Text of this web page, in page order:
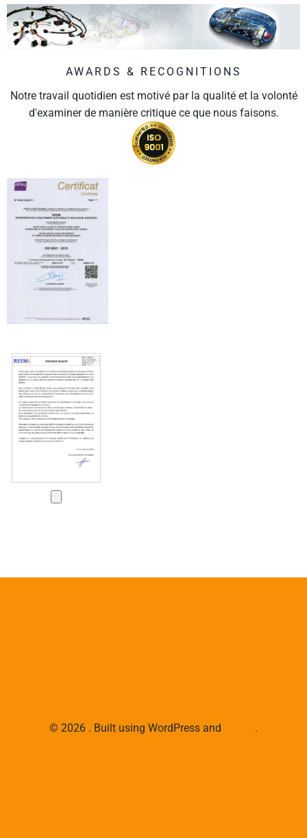
AWARDS & RECOGNITIONS
Notre travail quotidien est motivé par la qualité et la volonté
d'examiner de manière critique ce que nous faisons.
© 2026 . Built using WordPress and .